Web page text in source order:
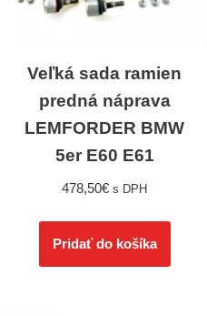
Veľká sada ramien
predná náprava
LEMFORDER BMW
5er E60 E61
478,50€ s DPH
Pridať do košíka